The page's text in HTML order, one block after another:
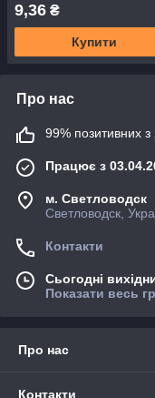
9,36 ₴
Купити
Про нас
99% позитивних з
Працює з
м. Светловодск
Светловодск,
Контакти
Сьогодні
Показати весь
Про нас
Контакти